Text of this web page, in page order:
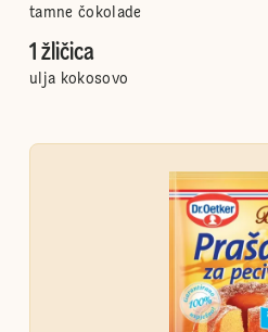
tamne čokolade
1 žličica
ulja kokosovo